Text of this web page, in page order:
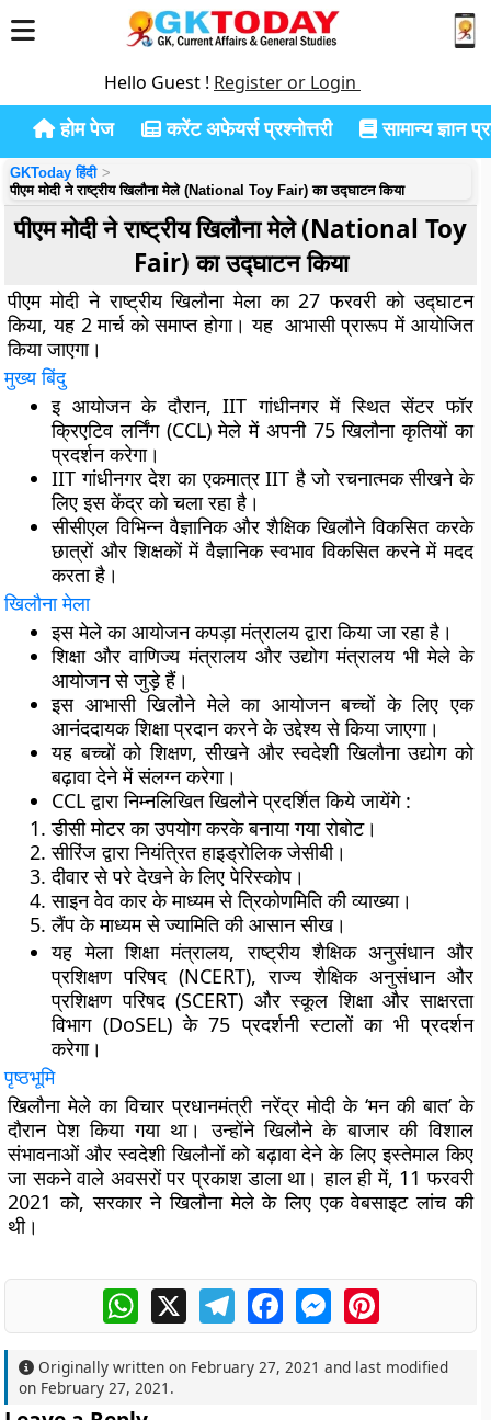
Hello Guest ! Register or Login
होम पेज करेंट अफेयर्स प्रश्नोत्तरी सामान्य ज्ञान
GKToday हिंदी
पीएम मोदी ने राष्ट्रीय खिलौना मेले (National Toy Fair) का उद्घाटन किया
पीएम मोदी ने राष्ट्रीय खिलौना मेले (National Toy
Fair) का उद्घाटन किया
पीएम मोदी ने राष्ट्रीय खिलौना मेला का 27 फरवरी को उद्घाटन
किया, यह 2 मार्च को समाप्त होगा। यह आभासी प्रारूप में आयोजित
किया जाएगा।
मुख्य बिंदु
इ आयोजन के दौरान, IIT गांधीनगर में स्थित सेंटर फॉर
क्रिएटिव लर्निंग (CCL) मेले में अपनी 75 खिलौना कृतियों का
प्रदर्शन करेगा।
IIT गांधीनगर देश का एकमात्र IIT है जो रचनात्मक सीखने के
लिए इस केंद्र को चला रहा है।
सीसीएल विभिन्न वैज्ञानिक और शैक्षिक खिलौने विकसित करके
छात्रों और शिक्षकों में वैज्ञानिक स्वभाव विकसित करने में मदद
करता है।
खिलौना मेला
इस मेले का आयोजन कपड़ा मंत्रालय द्वारा किया जा रहा है।
शिक्षा और वाणिज्य मंत्रालय और उद्योग मंत्रालय भी मेले के
आयोजन से जुड़े हैं।
इस आभासी खिलौने मेले का आयोजन बच्चों के लिए एक
आनंददायक शिक्षा प्रदान करने के उद्देश्य से किया जाएगा।
यह बच्चों को शिक्षण, सीखने और स्वदेशी खिलौना उद्योग को
बढ़ावा देने में संलग्न करेगा।
CCL द्वारा निम्नलिखित खिलौने प्रदर्शित किये जायेंगे :
डीसी मोटर का उपयोग करके बनाया गया रोबोट।
सीरिंज द्वारा नियंत्रित हाइड्रोलिक जेसीबी।
दीवार से परे देखने के लिए पेरिस्कोप।
साइन वेव कार के माध्यम से त्रिकोणमिति की व्याख्या।
लैंप के माध्यम से ज्यामिति की आसान सीख।
यह मेला शिक्षा मंत्रालय, राष्ट्रीय शैक्षिक अनुसंधान और
प्रशिक्षण परिषद (NCERT), राज्य शैक्षिक अनुसंधान और
प्रशिक्षण परिषद (SCERT) और स्कूल शिक्षा और साक्षरता
विभाग (DoSEL) के 75 प्रदर्शनी स्टालों का भी प्रदर्शन
करेगा।
पृष्ठभूमि
खिलौना मेले का विचार प्रधानमंत्री नरेंद्र मोदी के ‘मन की बात’ के
दौरान पेश किया गया था। उन्होंने खिलौने के बाजार की विशाल
संभावनाओं और स्वदेशी खिलौनों को बढ़ावा देने के लिए इस्तेमाल किए
जा सकने वाले अवसरों पर प्रकाश डाला था। हाल ही में, 11 फरवरी
2021 को, सरकार ने खिलौना मेले के लिए एक वेबसाइट लांच की
थी।
WhatsApp
X TelegramFacebookMessengerPinterest
Originally written on February 27, 2021 and last modified
on February 27, 2021 .